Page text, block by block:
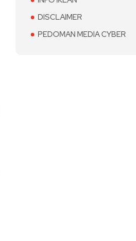
DISCLAIMER
PEDOMAN MEDIA CYBER